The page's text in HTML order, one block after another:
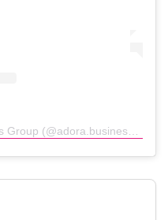
A post shared by Adora Business Group (@adora.business.group)